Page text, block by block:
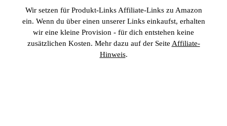
Wir setzen für Produkt-Links Affiliate-Links zu Amazon
ein. Wenn du über einen unserer Links einkaufst, erhalten
wir eine kleine Provision - für dich entstehen keine
zusätzlichen Kosten. Mehr dazu auf der Seite Affiliate-
Hinweis.